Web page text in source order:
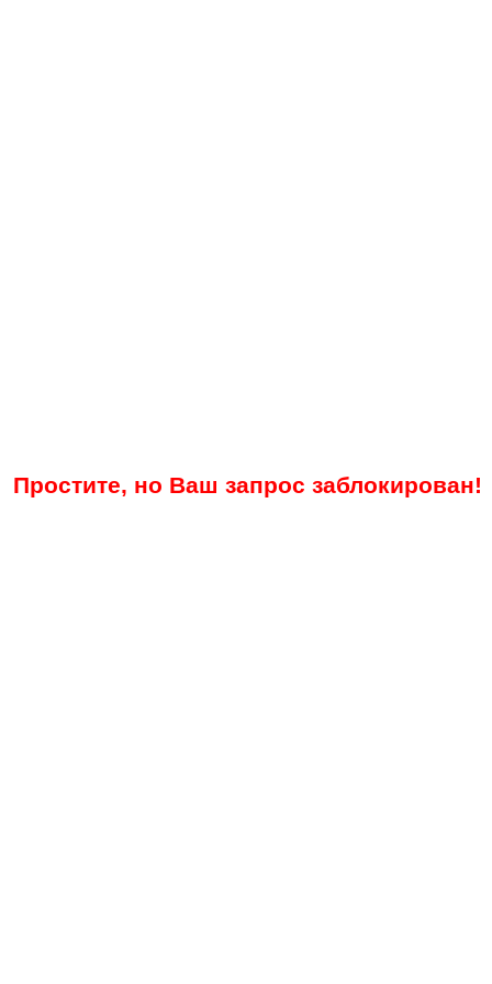
Простите, но Ваш запрос заблокирован!